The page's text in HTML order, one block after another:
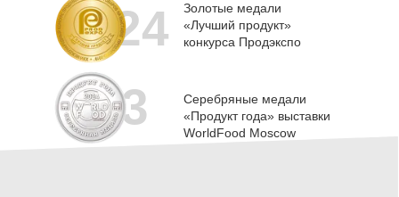
Серебряные медали
«Продукт года» выставки
WorldFood Moscow
Золотые медали
«Лучший продукт»
конкурса Продэкспо
3
24